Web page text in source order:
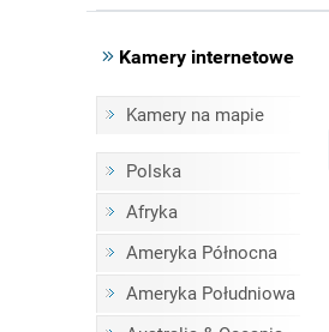
Kamery internetowe
Kamery na mapie
Polska
Afryka
Ameryka Północna
Ameryka Południowa